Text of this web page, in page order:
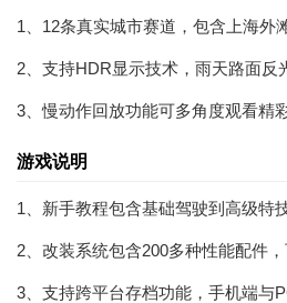
1、12条真实城市赛道，包含上海外
2、支持HDR显示技术，雨天路面反
3、慢动作回放功能可多角度观看精
游戏说明
1、新手教程包含基础驾驶到高级特
2、改装系统包含200多种性能配件
3、支持跨平台存档功能，手机端与